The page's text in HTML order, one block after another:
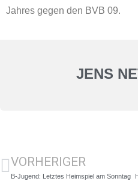
Jahres gegen den BVB 09.
JENS
VORHERIGER
B-Jugend: Letztes Heimspiel am Sonntag